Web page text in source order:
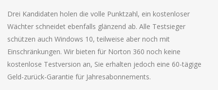
Drei Kandidaten holen die volle Punktzahl, ein kostenloser
Wächter schneidet ebenfalls glänzend ab. Alle Testsieger
schützen auch Windows 10, teilweise aber noch mit
Einschränkungen. Wir bieten für Norton 360 noch keine
kostenlose Testversion an, Sie erhalten jedoch eine 60-tägige
Geld-zurück-Garantie für Jahresabonnements.